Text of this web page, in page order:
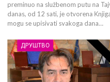
preminuo na službenom putu na
danas, od 12 sati, je otvorena
mogu se upisivati svakoga dana…
ДРУШТВО